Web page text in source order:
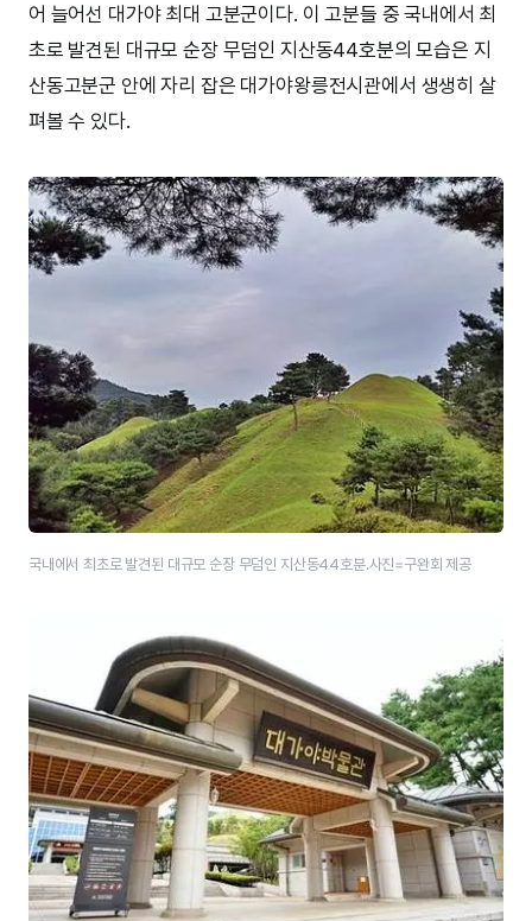
어 늘어선 대가야 최대 고분군이다. 이 고분들 중 국내에서 최
초로 발견된 대규모 순장 무덤인 지산동44호분의 모습은 지
산동고분군 안에 자리 잡은 대가야왕릉전시관에서 생생히 살
펴볼 수 있다.
국내에서 최초로 발견된 대규모 순장 무덤인 지산동44호분.사진=구완회 제공